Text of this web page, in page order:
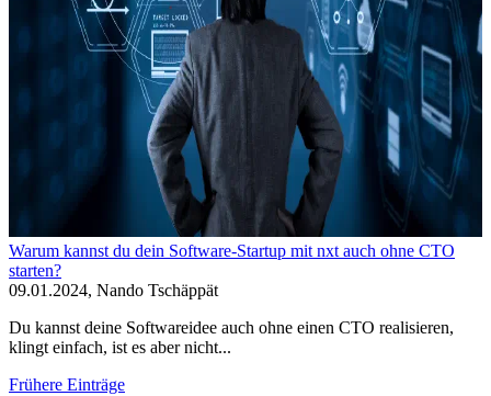
Warum kannst du dein Software-Startup mit nxt auch ohne CTO
starten?
09.01.2024, Nando Tschäppät
Du kannst deine Softwareidee auch ohne einen CTO realisieren,
klingt einfach, ist es aber nicht...
Frühere Einträge